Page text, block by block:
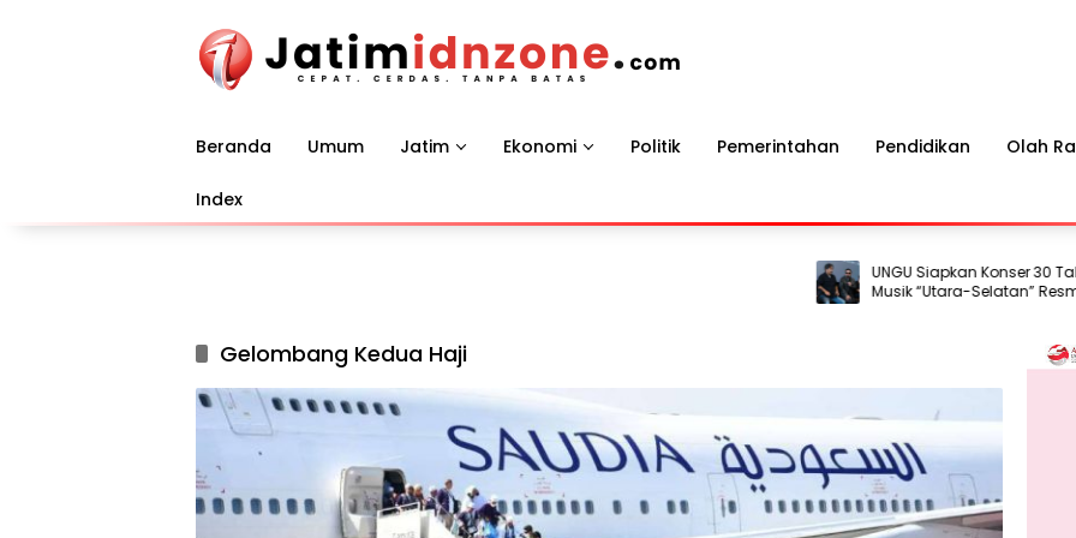
Beranda Umum Jatim Ekonomi Politik Pemerintahan Pendidikan Olah
Index
UNGU Siapkan Konser 30 Tahun,
Musik “Utara-Selatan” Resmi Dirilis
Gelombang Kedua Haji